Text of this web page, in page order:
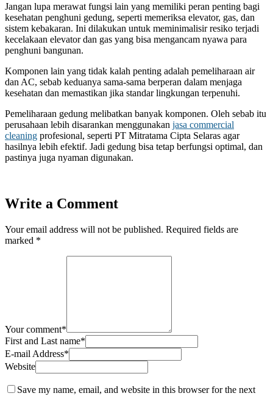
Jangan lupa merawat fungsi lain yang memiliki peran penting bagi
kesehatan penghuni gedung, seperti memeriksa elevator, gas, dan
sistem kebakaran. Ini dilakukan untuk meminimalisir resiko terjadi
kecelakaan elevator dan gas yang bisa mengancam nyawa para
penghuni bangunan.
Komponen lain yang tidak kalah penting adalah pemeliharaan air
dan AC, sebab keduanya sama-sama berperan dalam menjaga
kesehatan dan memastikan jika standar lingkungan terpenuhi.
Pemeliharaan gedung melibatkan banyak komponen. Oleh sebab itu
perusahaan lebih disarankan menggunakan jasa commercial
cleaning profesional, seperti PT Mitratama Cipta Selaras agar
hasilnya lebih efektif. Jadi gedung bisa tetap berfungsi optimal, dan
pastinya juga nyaman digunakan.
Write a Comment
Your email address will not be published. Required fields are
marked *
Your comment*
First and Last name*
E-mail Address*
Website
Save my name, email, and website in this browser for the next